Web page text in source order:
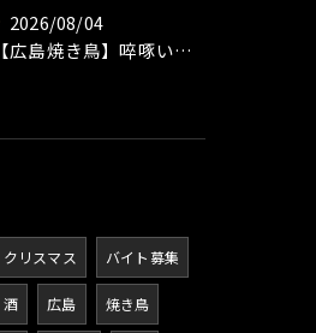
2026/08/04
【広島焼き鳥】啐啄いな村小町店 8月の営業日のお知らせ
クリスマス バイト募集
酒 広島 焼き鳥